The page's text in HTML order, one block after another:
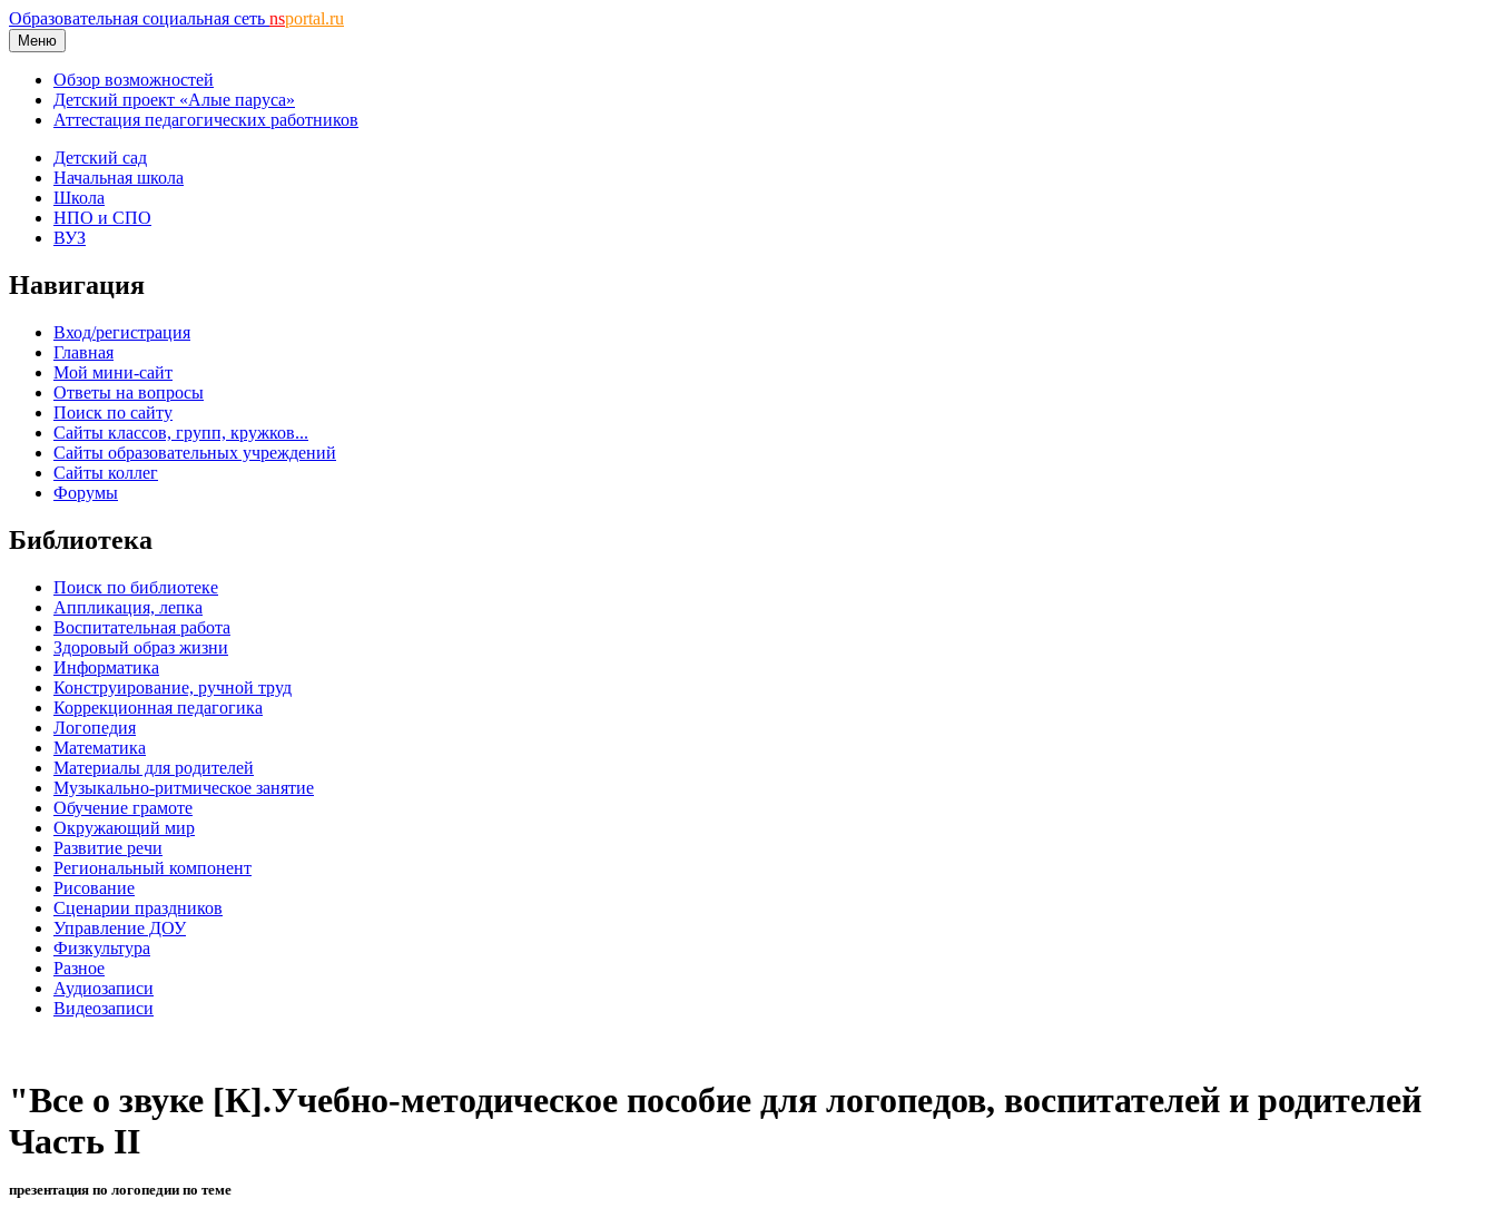
Образовательная социальная сеть nsportal.ru
Меню
Обзор возможностей
Детский проект «Алые паруса»
Аттестация педагогических работников
Детский сад
Начальная школа
Школа
НПО и СПО
ВУЗ
Навигация
Вход/регистрация
Главная
Мой мини-сайт
Ответы на вопросы
Поиск по сайту
Сайты классов, групп, кружков...
Сайты образовательных учреждений
Сайты коллег
Форумы
Библиотека
Поиск по библиотеке
Аппликация, лепка
Воспитательная работа
Здоровый образ жизни
Информатика
Конструирование, ручной труд
Коррекционная педагогика
Логопедия
Математика
Материалы для родителей
Музыкально-ритмическое занятие
Обучение грамоте
Окружающий мир
Развитие речи
Региональный компонент
Рисование
Сценарии праздников
Управление ДОУ
Физкультура
Разное
Аудиозаписи
Видеозаписи
"Все о звуке [К].Учебно-методическое пособие для логопедов, воспитателей и родителей
Часть II
презентация по логопедии по теме